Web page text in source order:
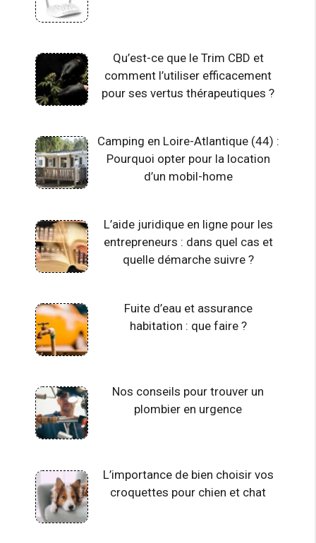
Qu’est-ce que le Trim CBD et
comment l’utiliser efficacement
pour ses vertus thérapeutiques ?
Camping en Loire-Atlantique (44) :
Pourquoi opter pour la location
d’un mobil-home
L’aide juridique en ligne pour les
entrepreneurs : dans quel cas et
quelle démarche suivre ?
Fuite d’eau et assurance
habitation : que faire ?
Nos conseils pour trouver un
plombier en urgence
L’importance de bien choisir vos
croquettes pour chien et chat